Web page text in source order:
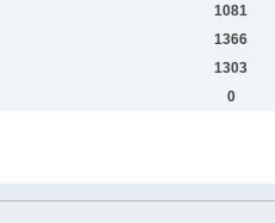
1081
1366
1303
0